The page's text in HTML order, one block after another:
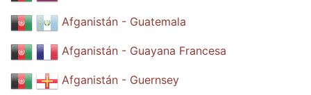
Afganistán - Guatemala
Afganistán - Guayana Francesa
Afganistán - Guernsey